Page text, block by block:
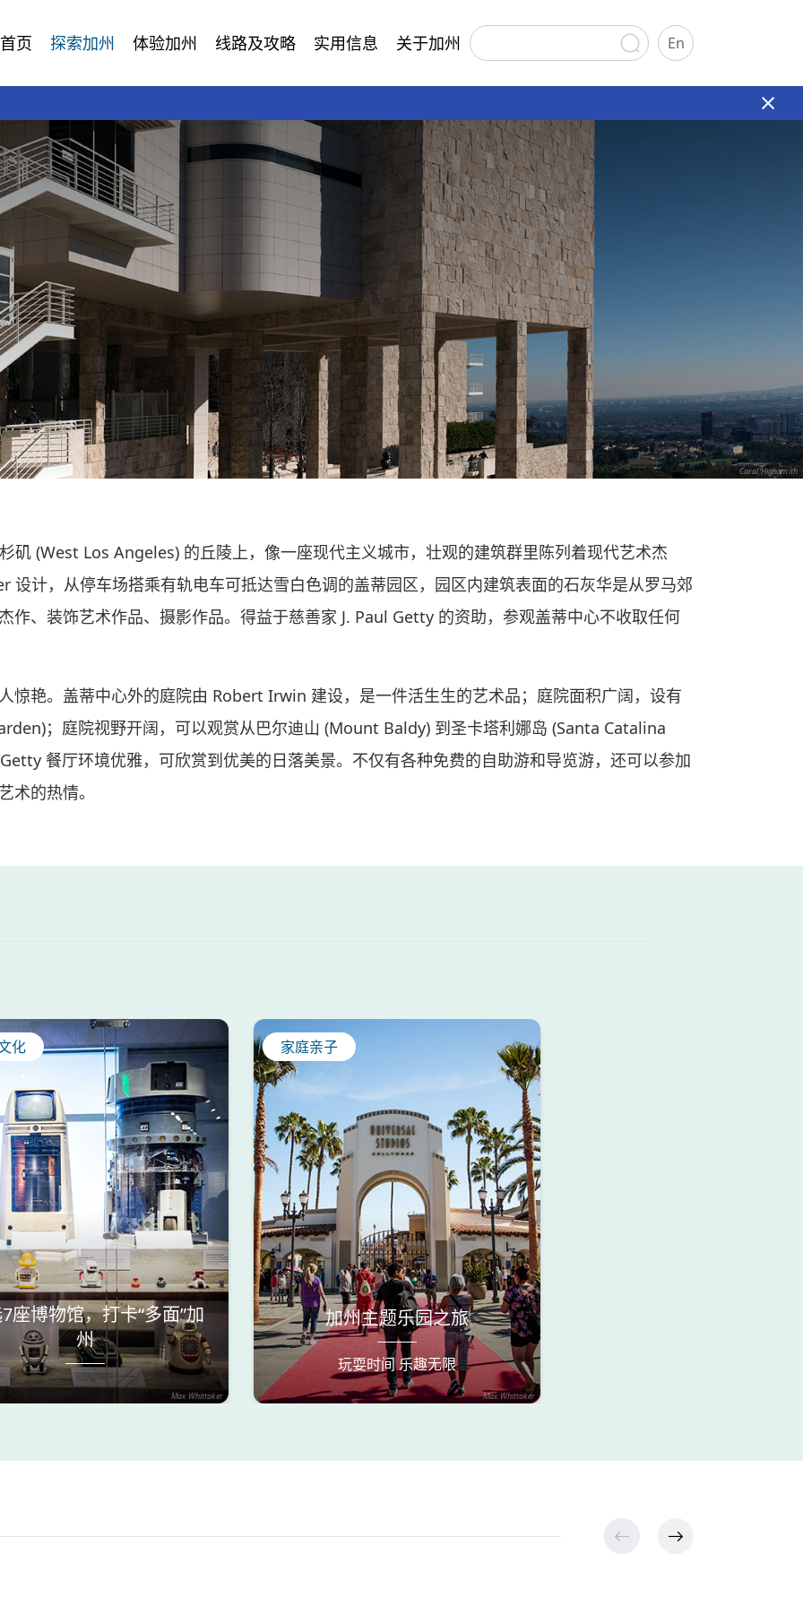
首页 探索加州 体验加州 线路及攻略 实用信息 关于加州 En
Carol Highsmith
矶 (West Los Angeles) 的丘陵上，像一座现代主义城市，壮观的建筑群里陈列着现代艺术杰
设计，从停车场搭乘有轨电车可抵达雪白色调的盖蒂园区，园区内建筑表面的石灰华是从罗马郊
作、装饰艺术作品、摄影作品。得益于慈善家 J. Paul Getty 的资助，参观盖蒂中心不收取任何
惊艳。盖蒂中心外的庭院由 Robert Irwin 建设，是一件活生生的艺术品；庭院面积广阔，设有
；庭院视野开阔，可以观赏从巴尔迪山 (Mount Baldy) 到圣卡塔利娜岛 (Santa Catalina
餐厅环境优雅，可欣赏到优美的日落美景。不仅有各种免费的自助游和导览游，还可以参加
术的热情。
Max Whittaker
化
座博物馆，打卡“多面”加
州
Max Whittaker
家庭亲子
加州主题乐园之旅
玩耍时间 乐趣无限